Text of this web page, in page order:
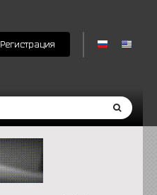
Регистрация